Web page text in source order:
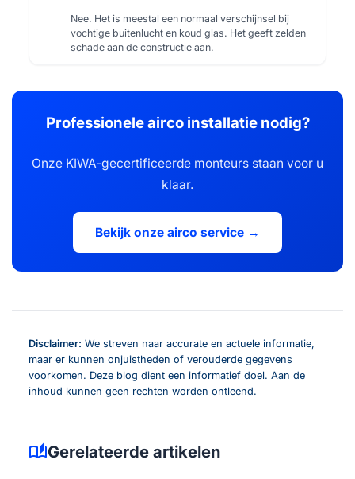
Nee. Het is meestal een normaal verschijnsel bij
vochtige buitenlucht en koud glas. Het geeft zelden
schade aan de constructie aan.
Professionele airco installatie nodig?
Onze KIWA-gecertificeerde monteurs staan voor u
klaar.
Bekijk onze airco service →
Disclaimer: We streven naar accurate en actuele informatie,
maar er kunnen onjuistheden of verouderde gegevens
voorkomen. Deze blog dient een informatief doel. Aan de
inhoud kunnen geen rechten worden ontleend.
auto_storiesGerelateerde artikelen